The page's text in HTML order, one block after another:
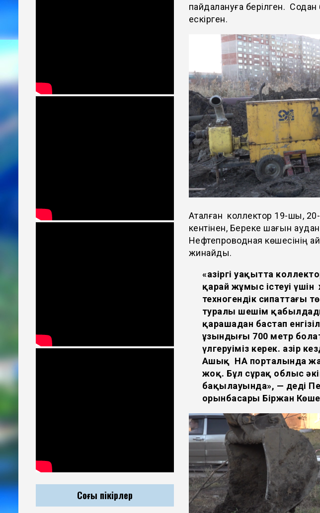
пайдалануға берілген.
ескірген.
Аталған коллектор 19-шы,
кентінен, Береке шағын
Нефтепроводная көшесінің
жинайды.
«Қазіргі уақытта
қарай жұмыс істеуі
техногендік сипаттағы
туралы шешім
қарашадан бастап
ұзындығы 700 метр
үлгеруіміз керек. Қазір
Ашық НҚА порталында
жоқ. Бұл сұрақ облыс
бақылауында», — деді
орынбасары Біржан
Соңғы пікірлер